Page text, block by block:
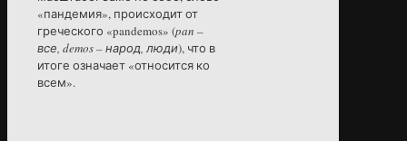
«пандемия», происходит от
греческого «pandemos» (pan –
все, demos – народ, люди), что в
итоге означает «относится ко
всем».